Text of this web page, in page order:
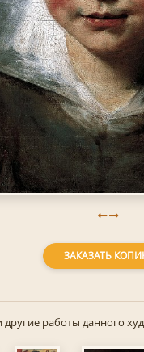
ЗАКАЗАТЬ
работы данного